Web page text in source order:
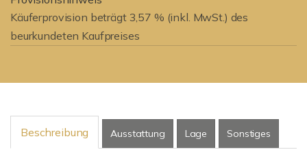
Käuferprovision beträgt 3,57 % (inkl. MwSt.) des
beurkundeten Kaufpreises
Beschreibung Ausstattung Lage Sonstiges